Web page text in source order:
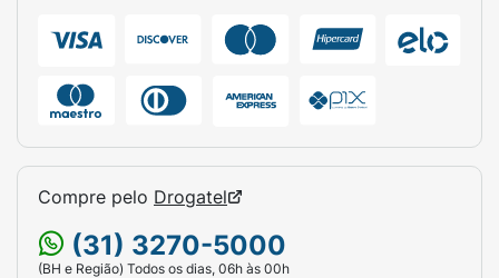
Especificações:
Linha:
Luminous White
Volume:2,5ml
Tipo:Gel Clareador em Caneta
Compre pelo Drogatel
(31) 3270-5000
(BH e Região) Todos os dias, 06h às 00h